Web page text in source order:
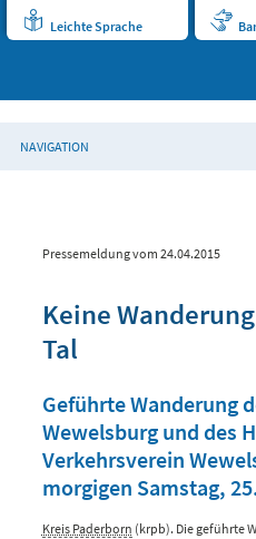
Leichte Sprache
NAVIGATION
Pressemeldung vom 24.04.2015
Keine
Tal
Geführte Wanderung
Wewelsburg und des
Verkehrsverein
morgigen Samstag,
Kreis Paderborn (krpb). Die geführte